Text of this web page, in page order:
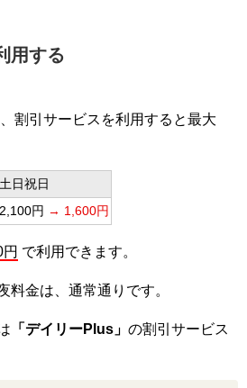
用する
割引サービスを利用すると最大
土日祝日
2,100円 → 1,600円
で利用できます。
料金は、通常通りです。
「デイリーPlus」 の割引サービス